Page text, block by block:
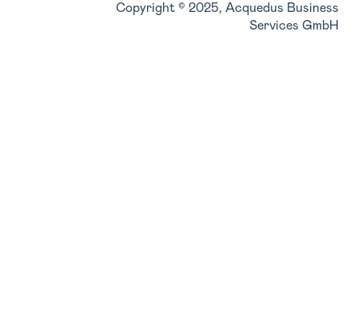
Copyright © 2025, Acquedus Business
Services GmbH